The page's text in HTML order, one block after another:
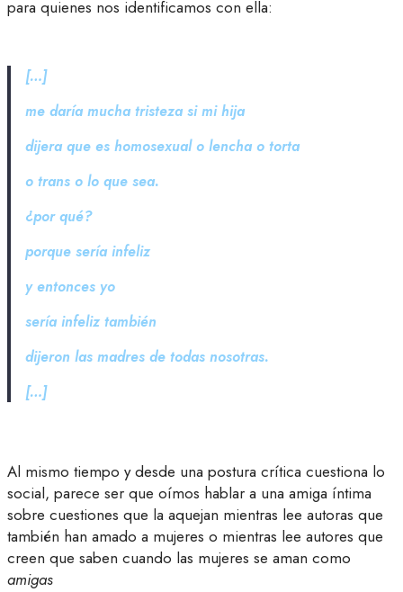
para quienes nos identificamos con ella:
[…]
me daría mucha tristeza si mi hija
dijera que es homosexual o lencha o torta
o trans o lo que sea.
¿por qué?
porque sería infeliz
y entonces yo
sería infeliz también
dijeron las madres de todas nosotras.
[…]
Al mismo tiempo y desde una postura crítica cuestiona lo
social, parece ser que oímos hablar a una amiga íntima
sobre cuestiones que la aquejan mientras lee autoras que
también han amado a mujeres o mientras lee autores que
creen que saben cuando las mujeres se aman como
amigas